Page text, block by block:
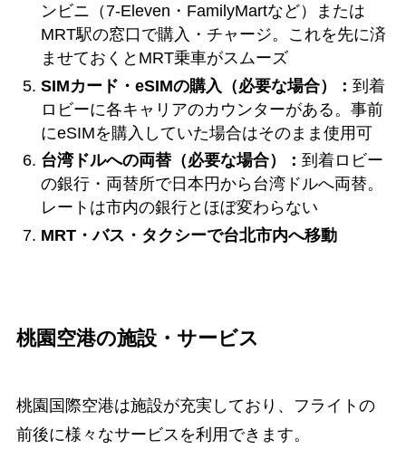
ンビニ（7-Eleven・FamilyMartなど）または
MRT駅の窓口で購入・チャージ。これを先に済
ませておくとMRT乗車がスムーズ
SIMカード・eSIMの購入（必要な場合）： 到着
ロビーに各キャリアのカウンターがある。事前
にeSIMを購入していた場合はそのまま使用可
台湾ドルへの両替（必要な場合）： 到着ロビー
の銀行・両替所で日本円から台湾ドルへ両替。
レートは市内の銀行とほぼ変わらない
MRT・バス・タクシーで台北市内へ移動
桃園空港の施設・サービス
桃園国際空港は施設が充実しており、フライトの
前後に様々なサービスを利用できます。